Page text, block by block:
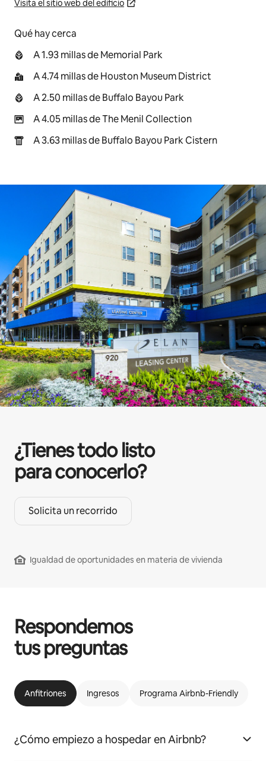
Visita el sitio web del edificio
Qué hay cerca
A 1.93 millas de Memorial Park
A 4.74 millas de Houston Museum District
A 2.50 millas de Buffalo Bayou Park
A 4.05 millas de The Menil Collection
A 3.63 millas de Buffalo Bayou Park Cistern
¿Tienes todo listo
para conocerlo?
Solicita un recorrido
Igualdad de oportunidades en materia de vivienda
Respondemos
tus preguntas
Anfitriones Ingresos Programa Airbnb-Friendly
¿Cómo empiezo a hospedar en Airbnb?